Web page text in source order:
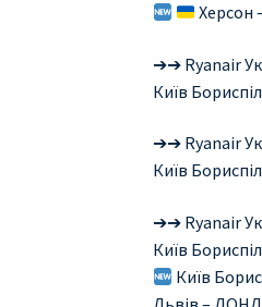
Херсон
➔➔ Ryanair
Київ
➔➔ Ryanair
Київ
➔➔ Ryanair
Київ
Київ